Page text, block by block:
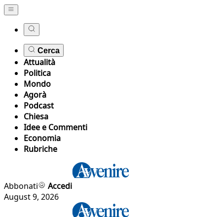
Cerca
Attualità
Politica
Mondo
Agorà
Podcast
Chiesa
Idee e Commenti
Economia
Rubriche
Abbonati
Accedi
August 9, 2026